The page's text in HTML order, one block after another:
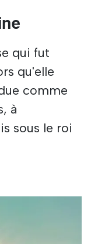
qui fut
qu'elle
comme
à
sous le roi